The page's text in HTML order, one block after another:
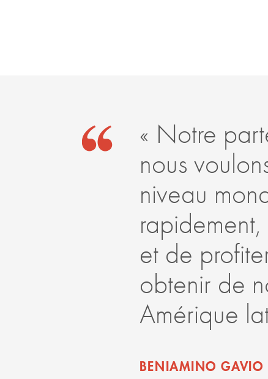
« Notre
nous
niveau
et de
obtenir de
Amérique
BENIAMINO GAVIO